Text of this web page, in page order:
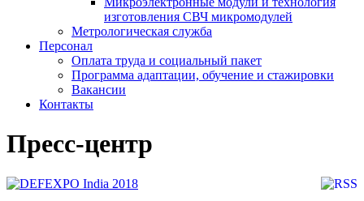
изготовления СВЧ микромодулей
Метрологическая служба
Персонал
Оплата труда и социальный пакет
Программа адаптации, обучение и стажировки
Вакансии
Контакты
Пресс-центр